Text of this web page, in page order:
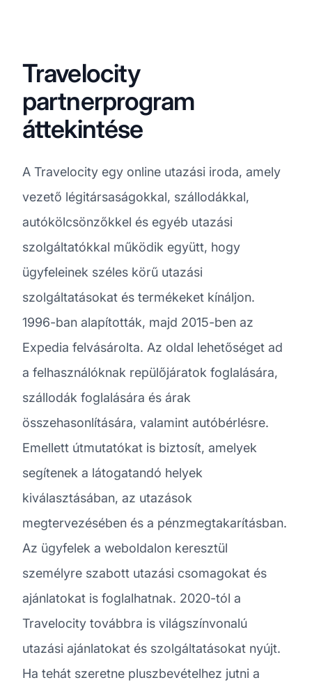
Travelocity
partnerprogram
áttekintése
A Travelocity egy online utazási iroda, amely
vezető légitársaságokkal, szállodákkal,
autókölcsönzőkkel és egyéb utazási
szolgáltatókkal működik együtt, hogy
ügyfeleinek széles körű utazási
szolgáltatásokat és termékeket kínáljon.
1996-ban alapították, majd 2015-ben az
Expedia felvásárolta. Az oldal lehetőséget ad
a felhasználóknak repülőjáratok foglalására,
szállodák foglalására és árak
összehasonlítására, valamint autóbérlésre.
Emellett útmutatókat is biztosít, amelyek
segítenek a látogatandó helyek
kiválasztásában, az utazások
megtervezésében és a pénzmegtakarításban.
Az ügyfelek a weboldalon keresztül
személyre szabott utazási csomagokat és
ajánlatokat is foglalhatnak. 2020-tól a
Travelocity továbbra is világszínvonalú
utazási ajánlatokat és szolgáltatásokat nyújt.
Ha tehát szeretne pluszbevételhez jutni a